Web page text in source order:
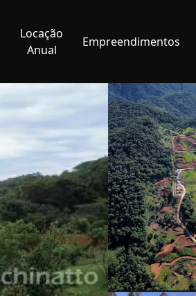
Locação
Anual
Empreendimentos